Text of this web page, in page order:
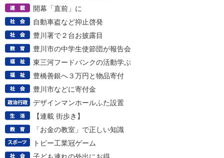
開幕「直前」に
自動車盗など抑止啓発
豊川署で２台お披露目
豊川市の中学生使節団が報告会
東三河フードバンクの活動学ぶ
豊橋善銀へ３万円と物品寄付
豊川市などに寄付金
デザインマンホールふた設置
【連載 街歩き】
「お金の教室」で正しい知識
トピー工業冠ゲーム